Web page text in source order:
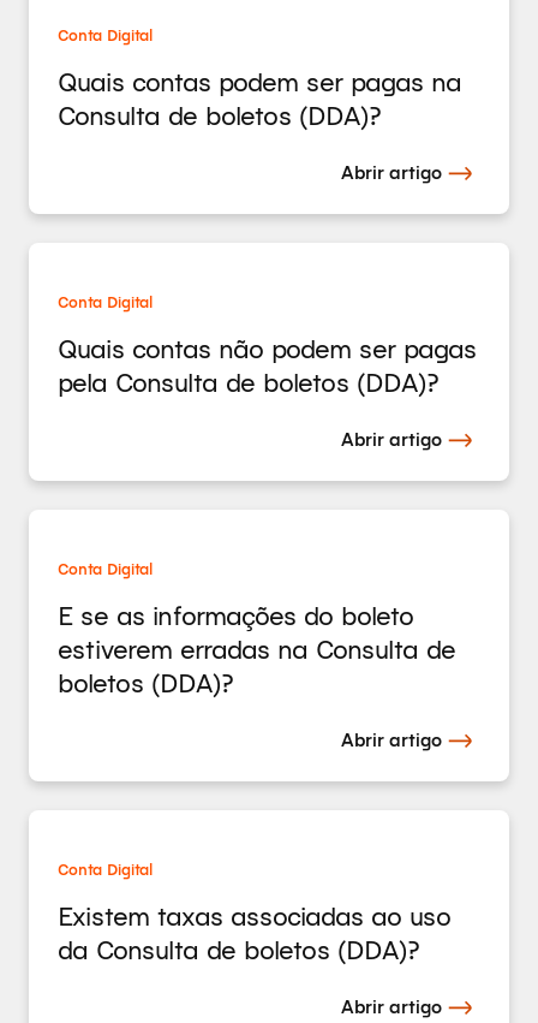
Conta Digital
Quais contas podem ser pagas na
Consulta de boletos (DDA)?
Abrir artigo
Conta Digital
Quais contas não podem ser pagas
pela Consulta de boletos (DDA)?
Abrir artigo
Conta Digital
E se as informações do boleto
estiverem erradas na Consulta de
boletos (DDA)?
Abrir artigo
Conta Digital
Existem taxas associadas ao uso
da Consulta de boletos (DDA)?
Abrir artigo